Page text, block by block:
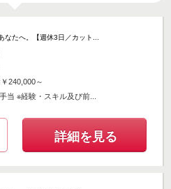
なたへ。【週休3日／カット...
240,000～
+歩合+手当 ※経験・スキル及び前...
詳細を見る